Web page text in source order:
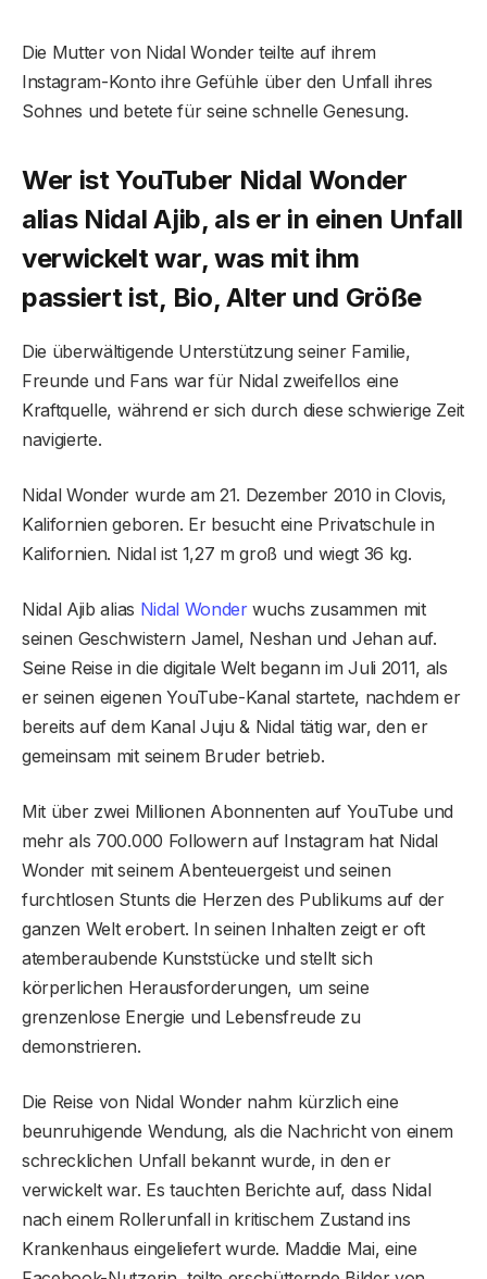
Die Mutter von Nidal Wonder teilte auf ihrem
Instagram-Konto ihre Gefühle über den Unfall ihres
Sohnes und betete für seine schnelle Genesung.
Wer ist YouTuber Nidal Wonder
alias Nidal Ajib, als er in einen Unfall
verwickelt war, was mit ihm
passiert ist, Bio, Alter und Größe
Die überwältigende Unterstützung seiner Familie,
Freunde und Fans war für Nidal zweifellos eine
Kraftquelle, während er sich durch diese schwierige Zeit
navigierte.
Nidal Wonder wurde am 21. Dezember 2010 in Clovis,
Kalifornien geboren. Er besucht eine Privatschule in
Kalifornien. Nidal ist 1,27 m groß und wiegt 36 kg.
Nidal Ajib alias Nidal Wonderwuchs zusammen mit
seinen Geschwistern Jamel, Neshan und Jehan auf.
Seine Reise in die digitale Welt begann im Juli 2011, als
er seinen eigenen YouTube-Kanal startete, nachdem er
bereits auf dem Kanal Juju & Nidal tätig war, den er
gemeinsam mit seinem Bruder betrieb.
Mit über zwei Millionen Abonnenten auf YouTube und
mehr als 700.000 Followern auf Instagram hat Nidal
Wonder mit seinem Abenteuergeist und seinen
furchtlosen Stunts die Herzen des Publikums auf der
ganzen Welt erobert. In seinen Inhalten zeigt er oft
atemberaubende Kunststücke und stellt sich
körperlichen Herausforderungen, um seine
grenzenlose Energie und Lebensfreude zu
demonstrieren.
Die Reise von Nidal Wonder nahm kürzlich eine
beunruhigende Wendung, als die Nachricht von einem
schrecklichen Unfall bekannt wurde, in den er
verwickelt war. Es tauchten Berichte auf, dass Nidal
nach einem Rollerunfall in kritischem Zustand ins
Krankenhaus eingeliefert wurde. Maddie Mai, eine